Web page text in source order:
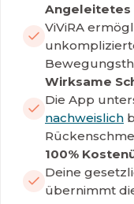
Angeleitetes
ViViRA
Wirksame
Die App
nachweislich
100%
Deine
übernimmt